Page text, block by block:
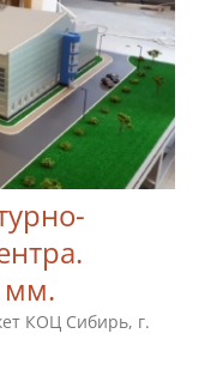
мм.
КОЦ Сибирь, г.